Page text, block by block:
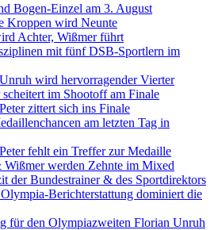
Bogen-Einzel am 3. August
Kroppen wird Neunte
Achter, Wißmer führt
mit fünf DSB-Sportlern im
wird hervorragender Vierter
im Shootoff am Finale
zittert sich ins Finale
am letzten Tag in
fehlt ein Treffer zur Medaille
werden Zehnte im Mixed
der Bundestrainer & des Sportdirektors
Berichterstattung dominiert die
für den Olympiazweiten Florian Unruh